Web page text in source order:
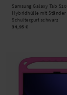
Samsung Galaxy Tab S10
Hybridhülle mit Ständer
Schultergurt schwarz
34,95 €